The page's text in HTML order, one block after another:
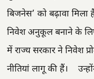
बिजनेस’ को बढ़ावा मिला
निवेश अनुकूल बनाने के
में राज्य सरकार ने निवेश
नीतियां लागू की हैं।